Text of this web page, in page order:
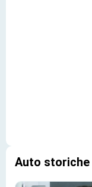
Auto storiche